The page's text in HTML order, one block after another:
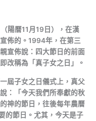
陽曆11月19日），在漢
佈的。1994年，在第三
宣佈說：四大節日的前面
改稱為「真子女之日」。
屆子女之日儀式上，真父
：「今天我們所奉獻的秋
神的節日，往後每年農曆
的節日。尤其，今天是子